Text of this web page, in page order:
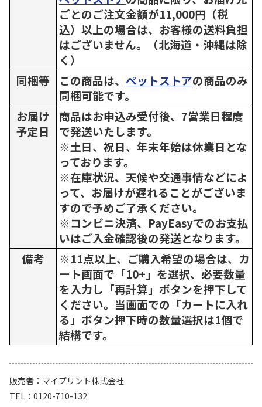
ごとのご注文金額が11,000円（税
込）以上の場合は、お客様の送料負担
はございません。（北海道・沖縄は除
く）
同梱等
この商品は、 ペットストアの商品のみ
同梱可能です。
お届け
予定日
商品はお申込み受付後、7営業日程度
で発送いたします。
※土日、祝日、年末年始は休業日とな
っております。
※在庫状況、天候や交通事情などによ
って、お届けが遅れることがございま
すので予めご了承ください。
※コンビニ決済、PayEasyでのお支払
いはご入金確認後の発送となります。
備考
※11点以上、ご購入希望の場合は、カ
ート画面で「10+」を選択、必要数量
を入力し「再計算」ボタンを押下して
ください。当画面での「カートに入れ
る」ボタン押下時の数量選択は1個で
結構です。
販売者
マイプリント株式会社
TEL
0120-710-132